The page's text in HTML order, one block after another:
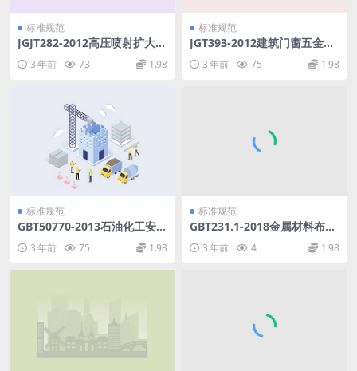
标准规范
JGJT282-2012高压喷射扩大头
3 年前 73 1.98
标准规范
JGT393-2012建筑门窗五金件
3 年前 75 1.98
标准规范
GBT50770-2013石油化工安全
3 年前 75 1.98
标准规范
GBT231.1-2018金属材料布氏
硬度试验第1部分：试验方法.
pdf3 年前 4 1.98